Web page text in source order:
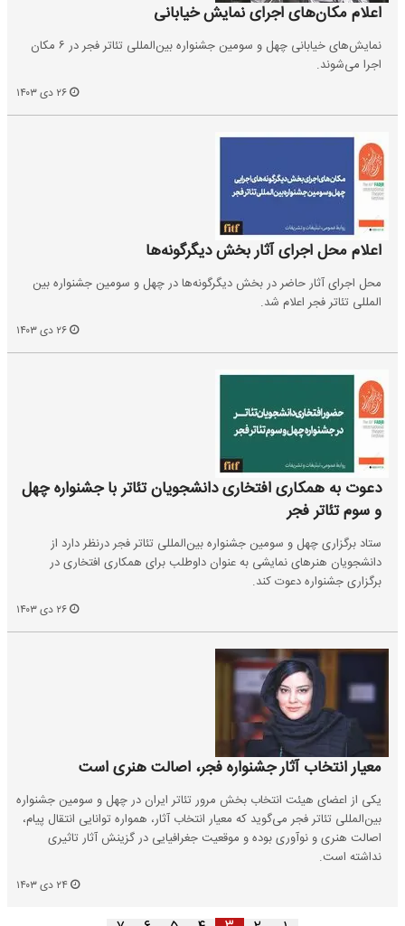
اعلام مکان‌های اجرای نمایش خیابانی
نمایش‌های خیابانی چهل و سومین جشنواره بین‌المللی تئاتر فجر در ۶ مکان
اجرا می‌شوند.
اعلام محل اجرای آثار بخش دیگرگونه‌ها
محل اجرای آثار حاضر در بخش دیگر‌گونه‌ها در چهل و سومین جشنواره بین
المللی تئاتر فجر اعلام شد.
دعوت به همکاری افتخاری دانشجویان تئاتر با جشنواره چهل
و سوم تئاتر فجر
ستاد برگزاری چهل و سومین جشنواره بین‌المللی تئاتر فجر درنظر دارد از
دانشجویان هنرهای نمایشی به عنوان داوطلب برای همکاری افتخاری در
برگزاری جشنواره دعوت کند.
معیار انتخاب آثار جشنواره فجر، اصالت هنری است
یکی از اعضای هیئت انتخاب بخش مرور تئاتر ایران در چهل و سومین جشنواره
بین‌المللی تئاتر فجر می‌گوید که معیار انتخاب آثار، همواره توانایی انتقال پیام،
اصالت هنری و نوآوری بوده و موقعیت جغرافیایی در گزینش آثار تاثیری
نداشته است.